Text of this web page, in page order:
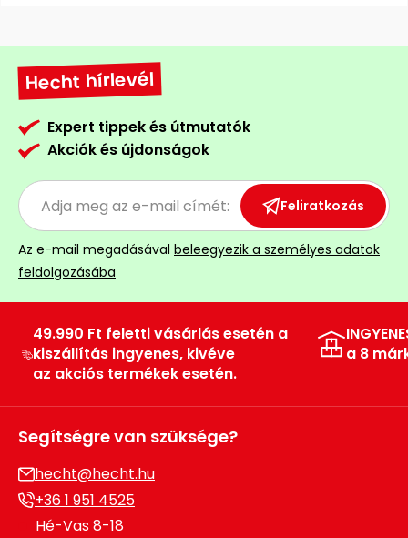
Hecht hírlevél
Expert tippek és útmutatók
Akciók és újdonságok
Feliratkozás
Az e-mail megadásával beleegyezik a személyes adatok
feldolgozásába
49.990 Ft feletti vásárlás esetén a
kiszállítás ingyenes, kivéve
az akciós termékek esetén.
a 8
Segítségre van szüksége?
hecht@hecht.hu
+36 1 951 4525
Hé-Vas 8-18